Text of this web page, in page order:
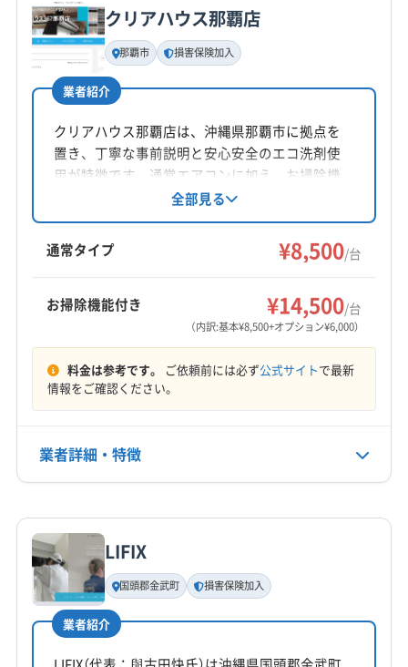
090-3118-4460
公式サイトを見る
基本情報
代表者名
平井
所在地
沖縄県那覇市
対応地域
宜野湾市 糸満市
営業時間
平日9:00〜18:00 土・祝10:00〜17:00
定休日
電話番号
非公開
公式サイトを見る
クリアハウス那覇店
那覇市 損害保険加入
業者紹介
クリアハウス那覇店は、沖縄県那覇市に拠点を
置き、丁寧な事前説明と安心安全のエコ洗剤使
用が特徴です。通常エアコンに加え、お掃除機
能付きエアコンや室外機にも対応。防カビ抗菌
コート無料で、損害保険に加入済み。クレジッ
トカード払いもOKです。那覇市とその周辺地域
で、エアコンクリーニングを提供しています。
全部見る
通常タイプ ¥8,500/台
お掃除機能付き ¥14,500/台
（内訳:基本¥8,500+オプション¥6,000）
料金は参考です。 ご依頼前には必ず公式サイトで最新
情報をご確認ください。
業者詳細・特徴
基本情報
代表者名
名渡山貞子
所在地
沖縄県那覇市与儀232-3
LIFIX
国頭郡金武町 損害保険加入
業者紹介